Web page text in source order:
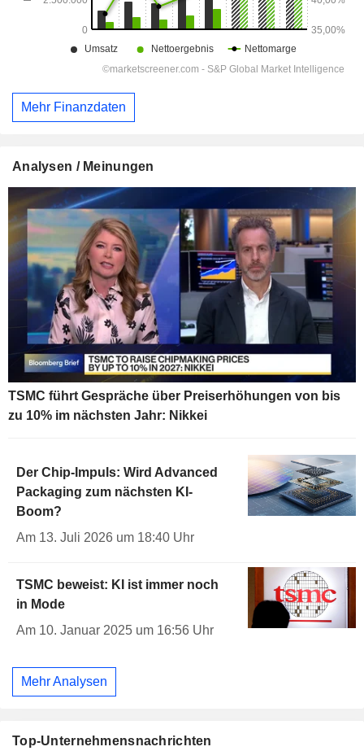
Mehr Finanzdaten
Analysen / Meinungen
TSMC führt Gespräche über Preiserhöhungen von bis
zu 10% im nächsten Jahr: Nikkei
Der Chip-Impuls: Wird Advanced
Packaging zum nächsten KI-
Boom?
Am 13. Juli 2026 um 18:40 Uhr
TSMC beweist: KI ist immer noch
in Mode
Am 10. Januar 2025 um 16:56 Uhr
Mehr Analysen
Top-Unternehmensnachrichten